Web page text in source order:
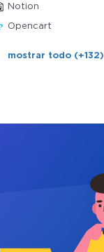
Notion
Opencart
mostrar todo (+132)